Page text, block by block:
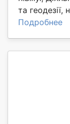
та геодезії,
Подробнее